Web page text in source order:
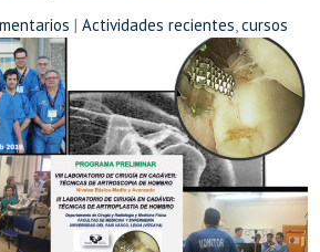
|Actividades recientes,cursos